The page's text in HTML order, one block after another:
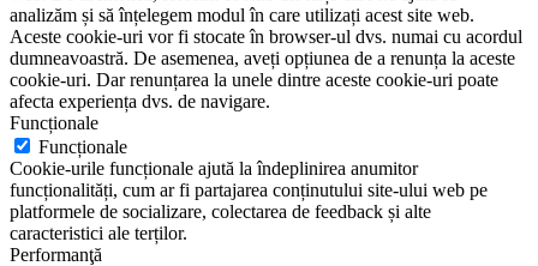
analizăm și să înțelegem modul în care utilizați acest site web.
Aceste cookie-uri vor fi stocate în browser-ul dvs. numai cu acordul
dumneavoastră. De asemenea, aveți opțiunea de a renunța la aceste
cookie-uri. Dar renunțarea la unele dintre aceste cookie-uri poate
afecta experiența dvs. de navigare.
Funcționale
Funcționale
Cookie-urile funcționale ajută la îndeplinirea anumitor
funcționalități, cum ar fi partajarea conținutului site-ului web pe
platformele de socializare, colectarea de feedback și alte
caracteristici ale terților.
Performanţă